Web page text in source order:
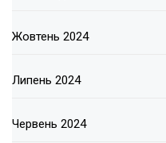
Жовтень 2024
Липень 2024
Червень 2024